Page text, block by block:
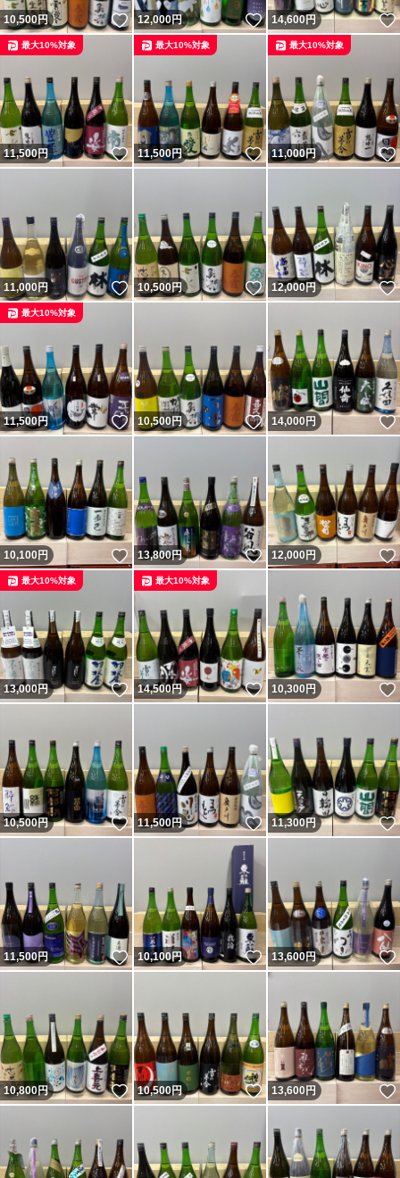
10,500円 いいね！
12,000円 いいね！
14,600円
11,500円 いいね！
最大10%対象
11,500円 いいね！
最大10%対象
11,000円
最大10%対象
11,000円 いいね！
10,500円 いいね！
12,000円
11,500円 いいね！
最大10%対象
10,500円 いいね！
14,000円
10,100円 いいね！
13,800円 いいね！
12,000円
13,000円 いいね！
最大10%対象
14,500円 いいね！
最大10%対象
10,300円
10,500円 いいね！
11,500円 いいね！
11,300円
11,500円 いいね！
10,100円 いいね！
13,600円
10,800円 いいね！
10,500円 いいね！
13,600円